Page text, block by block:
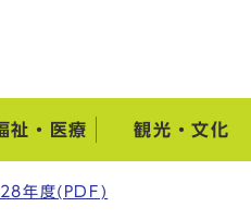
祉・医療 観光・文化
年度(PDF)